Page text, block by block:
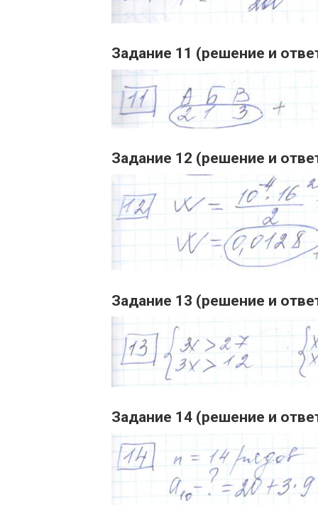
Задание 11 (решение и
Задание 12 (решение и
Задание 13 (решение и
Задание 14 (решение и